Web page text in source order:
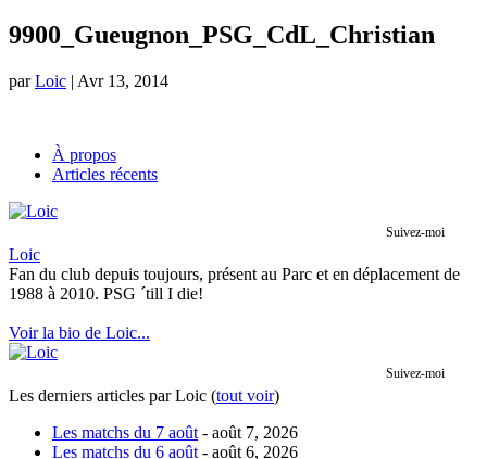
9900_Gueugnon_PSG_CdL_Christian
parLoic | Avr 13, 2014
À propos
Articles récents
Suivez-moi
Loic
Fan du club depuis toujours, présent au Parc et en déplacement de
1988 à 2010. PSG ´till I die!
Voir la bio de Loic...
Suivez-moi
Les derniers articles par Loic (tout voir)
Les matchs du 7 août - août 7, 2026
Les matchs du 6 août - août 6, 2026